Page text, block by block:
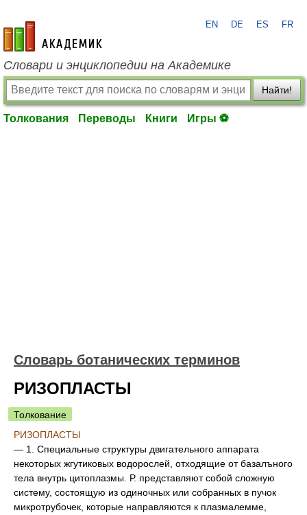
academic.ru
EN DE ES FR
Словари и энциклопедии на Академике
Найти!
Толкования Переводы Книги Игры ⚽
Словарь ботанических терминов
РИЗОПЛАСТЫ
Толкование
РИЗОПЛАСТЫ
— 1. Специальные структуры двигательного аппарата
некоторых жгутиковых водорослей, отходящие от базалъного
тела внутрь цитоплазмы. Р. представляют собой сложную
систему, состоящую из одиночных или собранных в пучок
микротрубочек, которые направляются к плазмалемме,